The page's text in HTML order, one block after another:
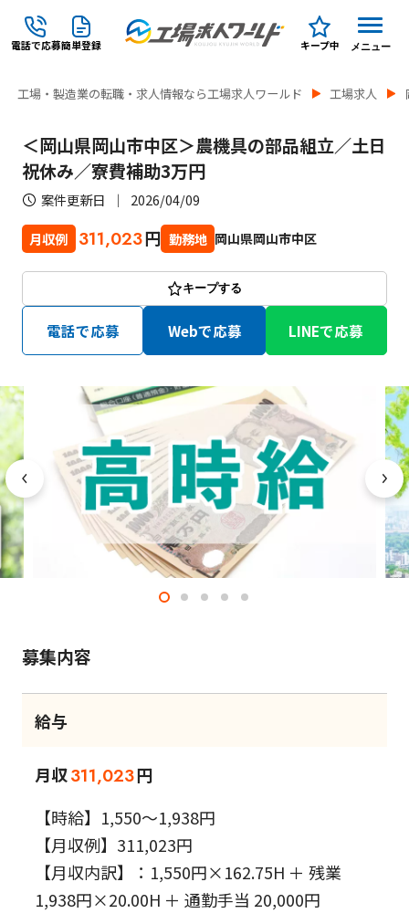
電話で応募簡単登録 キープ中 メニュー
工場・製造業の転職・求人情報なら工場求人ワールド 工場求人
＜岡山県岡山市中区＞農機具の部品組立／土日
祝休み／寮費補助3万円
案件更新日 2026/04/09
月収例 311,023円 勤務地 岡山県岡山市中区
キープする
電話で応募 Webで応募 LINEで応募
募集内容
給与
月収311,023円
【時給】1,550～1,938円
【月収例】311,023円
【月収内訳】：1,550円×162.75H ＋ 残業
1,938円×20.00H ＋ 通勤手当 20,000円